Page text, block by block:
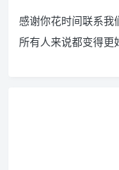
感谢你花时间联系我
所有人来说都变得更